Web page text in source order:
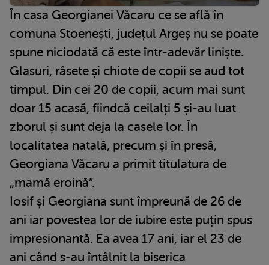
În casa Georgianei Văcaru ce se află în
comuna Stoenești, județul Argeș nu se poate
spune niciodată că este într-adevăr liniște.
Glasuri, râsete și chiote de copii se aud tot
timpul. Din cei 20 de copii, acum mai sunt
doar 15 acasă, fiindcă ceilalți 5 și-au luat
zborul și sunt deja la casele lor. În
localitatea natală, precum și în presă,
Georgiana Văcaru a primit titulatura de
„mamă eroină”.
Iosif și Georgiana sunt împreună de 26 de
ani iar povestea lor de iubire este puțin spus
impresionantă. Ea avea 17 ani, iar el 23 de
ani când s-au întâlnit la biserica